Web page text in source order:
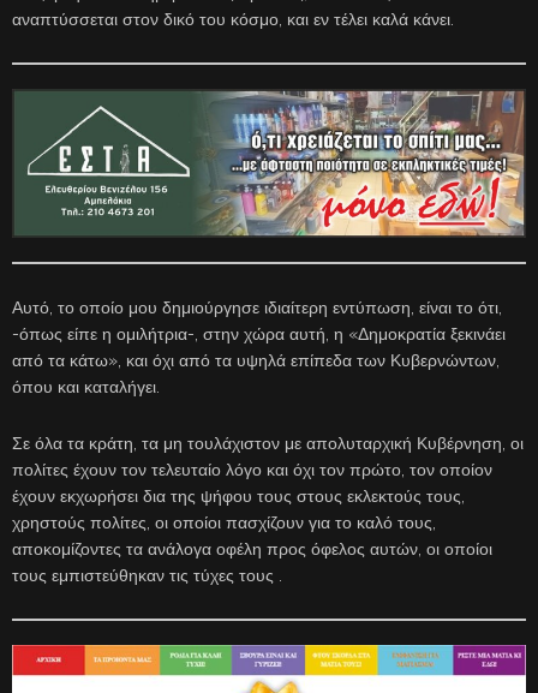
αναπτύσσεται στον δικό του κόσμο, και εν τέλει καλά κάνει.
Αυτό, το οποίο μου δημιούργησε ιδιαίτερη εντύπωση, είναι το ότι,
-όπως είπε η ομιλήτρια-, στην χώρα αυτή, η «Δημοκρατία ξεκινάει
από τα κάτω», και όχι από τα υψηλά επίπεδα των Κυβερνώντων,
όπου και καταλήγει.
Σε όλα τα κράτη, τα μη τουλάχιστον με απολυταρχική Κυβέρνηση, οι
πολίτες έχουν τον τελευταίο λόγο και όχι τον πρώτο, τον οποίον
έχουν εκχωρήσει δια της ψήφου τους στους εκλεκτούς τους,
χρηστούς πολίτες, οι οποίοι πασχίζουν για το καλό τους,
αποκομίζοντες τα ανάλογα οφέλη προς όφελος αυτών, οι οποίοι
τους εμπιστεύθηκαν τις τύχες τους .